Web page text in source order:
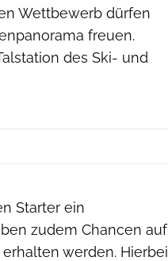
Wettbewerb dürfen
freuen.
des Ski- und
Starter ein
zudem Chancen auf
werden. Hierbei